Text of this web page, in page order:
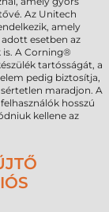
Az Unitech
amely
esetben az
A Corning®
tartósságát, a
pedig biztosítja,
maradjon. A
hosszú
kellene az